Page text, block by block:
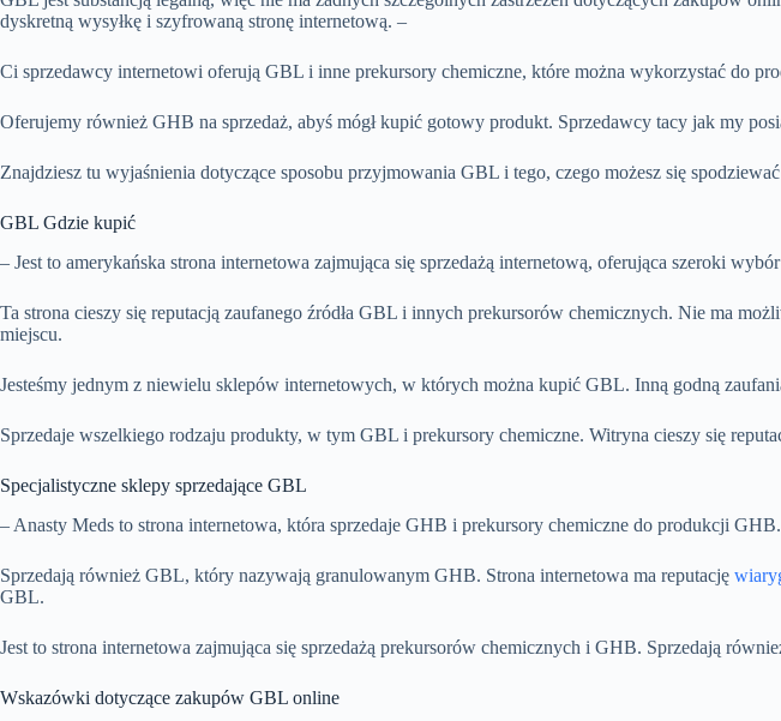
dyskretną wysyłkę i szyfrowaną stronę internetową. –
Ci sprzedawcy internetowi oferują GBL i inne prekursory chemiczne, które można wykorzystać do
Oferujemy również GHB na sprzedaż, abyś mógł kupić gotowy produkt. Sprzedawcy tacy jak my
Znajdziesz tu wyjaśnienia dotyczące sposobu przyjmowania GBL i tego, czego możesz się
GBL Gdzie kupić
– Jest to amerykańska strona internetowa zajmująca się sprzedażą internetową, oferująca szeroki
Ta strona cieszy się reputacją zaufanego źródła GBL i innych prekursorów chemicznych. Nie ma
miejscu.
Jesteśmy jednym z niewielu sklepów internetowych, w których można kupić GBL. Inną godną
Sprzedaje wszelkiego rodzaju produkty, w tym GBL i prekursory chemiczne. Witryna cieszy się
Specjalistyczne sklepy sprzedające GBL
– Anasty Meds to strona internetowa, która sprzedaje GHB i prekursory chemiczne do produkcji GHB.
Sprzedają również GBL, który nazywają granulowanym GHB. Strona internetowa ma reputację
GBL.
Jest to strona internetowa zajmująca się sprzedażą prekursorów chemicznych i GHB. Sprzedają
Wskazówki dotyczące zakupów GBL online